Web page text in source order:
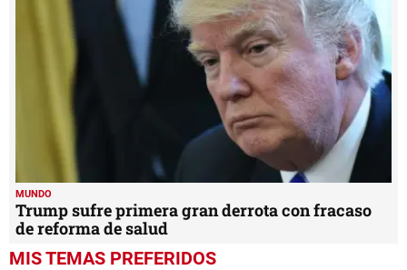
MUNDO
Trump sufre primera gran derrota con fracaso
de reforma de salud
MIS TEMAS PREFERIDOS